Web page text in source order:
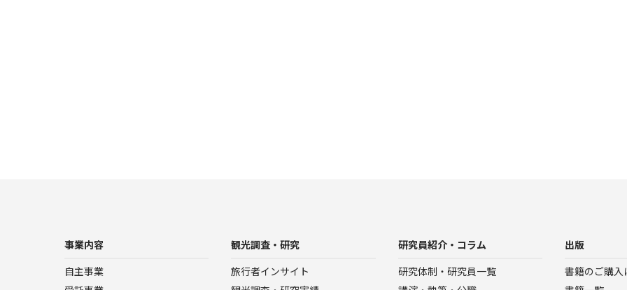
事業内容
自主事業
観光調査・研究
旅行者インサイト
研究員紹介・コラム
研究体制・研究員一覧
出版
書籍のご購入